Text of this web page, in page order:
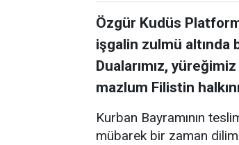
Özgür Kudüs
işgalin zulmü
Dualarımız,
mazlum Filistin
Kurban Bayramının
mübarek bir zaman